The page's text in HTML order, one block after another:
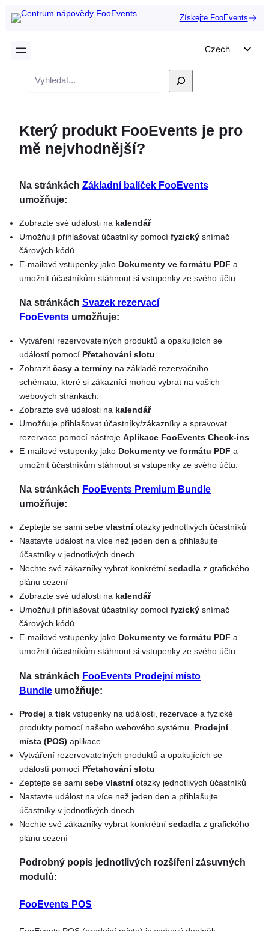
Získejte FooEvents
Czech
Spanish
French
Vyhledávání
Který produkt FooEvents je pro
mě nejvhodnější?
Na stránkách Základní balíček FooEvents
umožňuje:
Zobrazte své události na kalendář
Umožňují přihlašovat účastníky pomocí fyzický snímač
čárových kódů
E-mailové vstupenky jako Dokumenty ve formátu PDF a
umožnit účastníkům stáhnout si vstupenky ze svého účtu.
Na stránkách Svazek rezervací
FooEvents umožňuje:
Vytváření rezervovatelných produktů a opakujících se
událostí pomocí Přetahování slotu
Zobrazit časy a termíny na základě rezervačního
schématu, které si zákazníci mohou vybrat na vašich
webových stránkách.
Zobrazte své události na kalendář
Umožňuje přihlašovat účastníky/zákazníky a spravovat
rezervace pomocí nástroje Aplikace FooEvents Check-ins
E-mailové vstupenky jako Dokumenty ve formátu PDF a
umožnit účastníkům stáhnout si vstupenky ze svého účtu.
Na stránkách FooEvents Premium Bundle
umožňuje:
Zeptejte se sami sebe vlastníotázky jednotlivých účastníků
Nastavte událost na více než jeden den a přihlašujte
účastníky v jednotlivých dnech.
Nechte své zákazníky vybrat konkrétní sedadla z grafického
plánu sezení
Zobrazte své události na kalendář
Umožňují přihlašovat účastníky pomocí fyzický snímač
čárových kódů
E-mailové vstupenky jako Dokumenty ve formátu PDF a
umožnit účastníkům stáhnout si vstupenky ze svého účtu.
Na stránkách FooEvents Prodejní místo
Bundle umožňuje:
Prodej a tisk vstupenky na události, rezervace a fyzické
produkty pomocí našeho webového systému. Prodejní
místa (POS) aplikace
Vytváření rezervovatelných produktů a opakujících se
událostí pomocí Přetahování slotu
Zeptejte se sami sebe vlastníotázky jednotlivých účastníků
Nastavte událost na více než jeden den a přihlašujte
účastníky v jednotlivých dnech.
Nechte své zákazníky vybrat konkrétní sedadla z grafického
plánu sezení
Podrobný popis jednotlivých rozšíření zásuvných
modulů:
FooEvents POS